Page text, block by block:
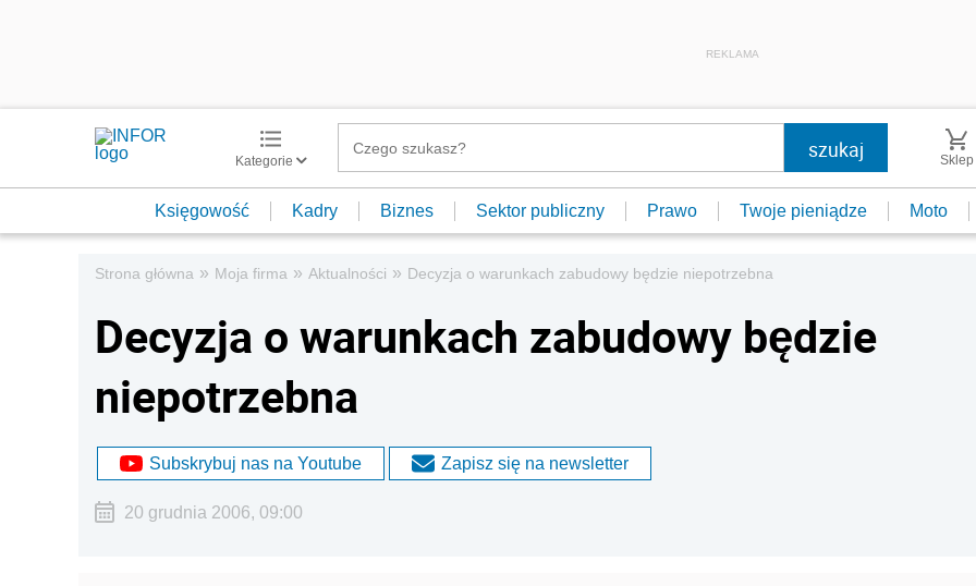
REKLAMA
Kategorie Sklep
Księgowość Kadry Biznes Sektor publiczny Prawo Twoje pieniądze Moto
Strona główna » Moja firma » Aktualności » Decyzja o warunkach zabudowy będzie niepotrzebna
Decyzja o warunkach zabudowy będzie
niepotrzebna
Subskrybuj nas na Youtube Zapisz się na newsletter
20 grudnia 2006, 09:00